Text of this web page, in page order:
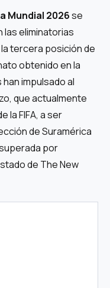
Mundial 2026se
las eliminatorias
tercera posición de
obtenido en la
impulsado al
que actualmente
la FIFA, a ser
de Suramérica
por
de The New